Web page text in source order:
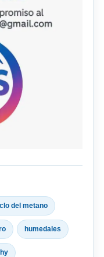
del metano
humedales